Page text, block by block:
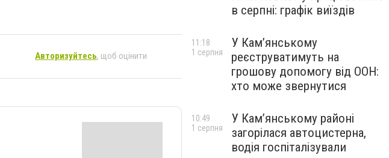
Авторизуйтесь, щоб оцінити
в серпні: графік виїздів
У Кам’янському
реєструватимуть на
грошову допомогу від ООН:
хто може звернутися
11:18
1 серпня
У Кам’янському районі
загорілася автоцистерна,
водія госпіталізували
10:49
1 серпня